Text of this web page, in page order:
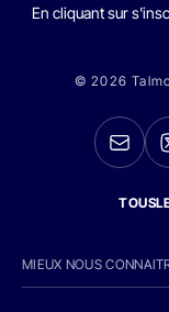
En cliquant sur
© 2026
MIEUX NOUS